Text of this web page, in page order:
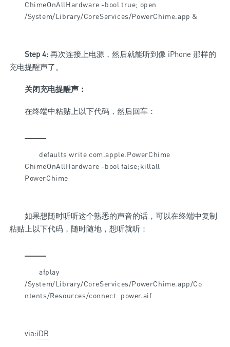
ChimeOnAllHardware -bool true; open
/System/Library/CoreServices/PowerChime.app &
Step 4: 再次连接上电源，然后就能听到像 iPhone 那样的
充电提醒声了。
关闭充电提醒声：
在终端中粘贴上以下代码，然后回车：
defaults write com.apple.PowerChime
ChimeOnAllHardware -bool false;killall
PowerChime
如果想随时听听这个熟悉的声音的话，可以在终端中复制
粘贴上以下代码，随时随地，想听就听：
afplay
/System/Library/CoreServices/PowerChime.app/Co
ntents/Resources/connect_power.aif
via:iDB